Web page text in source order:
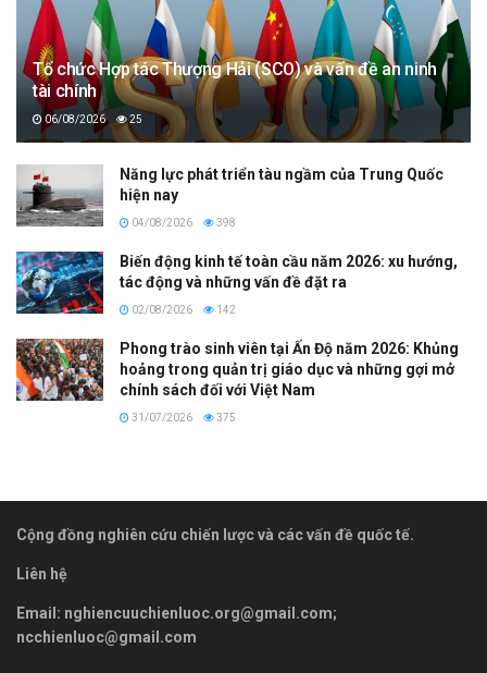
Tổ chức Hợp tác Thượng Hải (SCO) và vấn đề an ninh
tài chính
06/08/2026 25
Năng lực phát triển tàu ngầm của Trung Quốc
hiện nay
04/08/2026 398
Biến động kinh tế toàn cầu năm 2026: xu hướng,
tác động và những vấn đề đặt ra
02/08/2026 142
Phong trào sinh viên tại Ấn Độ năm 2026: Khủng
hoảng trong quản trị giáo dục và những gợi mở
chính sách đối với Việt Nam
31/07/2026 375
Cộng đồng nghiên cứu chiến lược và các vấn đề quốc tế.
Liên hệ
Email: nghiencuuchienluoc.org@gmail.com;
ncchienluoc@gmail.com